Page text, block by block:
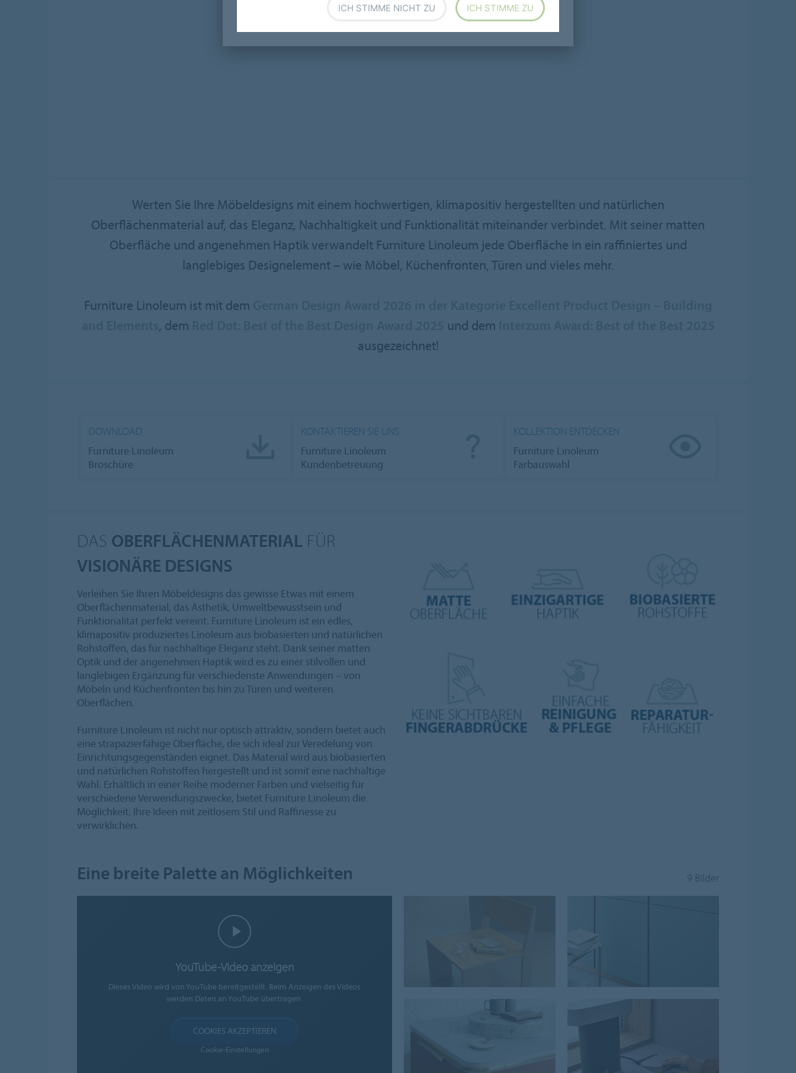
Werten Sie Ihre Möbeldesigns mit einem hochwertigen, klimapositiv hergestellten und natürlichen
Oberflächenmaterial auf, das Eleganz, Nachhaltigkeit und Funktionalität miteinander verbindet. Mit seiner matten
Oberfläche und angenehmen Haptik verwandelt Furniture Linoleum jede Oberfläche in ein raffiniertes und
langlebiges Designelement – wie Möbel, Küchenfronten, Türen und vieles mehr.
Furniture Linoleum ist mit dem
, dem und dem
ausgezeichnet!
DOWNLOAD
Furniture Linoleum
Broschüre
KONTAKTIEREN SIE UNS
Furniture Linoleum
Kundenbetreuung
KOLLEKTION ENTDECKEN
Furniture Linoleum
Farbauswahl
DAS OBERFLÄCHENMATERIAL FÜR
VISIONÄRE DESIGNS
Verleihen Sie Ihren Möbeldesigns das gewisse Etwas mit einem
Oberflächenmaterial, das Ästhetik, Umweltbewusstsein und
Funktionalität perfekt vereint. Furniture Linoleum ist ein edles,
klimapositiv produziertes Linoleum aus biobasierten und natürlichen
Rohstoffen, das für nachhaltige Eleganz steht. Dank seiner matten
Optik und der angenehmen Haptik wird es zu einer stilvollen und
langlebigen Ergänzung für verschiedenste Anwendungen – von
Möbeln und Küchenfronten bis hin zu Türen und weiteren
Oberflächen.
Furniture Linoleum ist nicht nur optisch attraktiv, sondern bietet auch
eine strapazierfähige Oberfläche, die sich ideal zur Veredelung von
Einrichtungsgegenständen eignet. Das Material wird aus biobasierten
und natürlichen Rohstoffen hergestellt und ist somit eine nachhaltige
Wahl. Erhältlich in einer Reihe moderner Farben und vielseitig für
verschiedene Verwendungszwecke, bietet Furniture Linoleum die
Möglichkeit, Ihre Ideen mit zeitlosem Stil und Raffinesse zu
verwirklichen.
Eine breite Palette an Möglichkeiten 9 Bilder
YouTube-Video anzeigen
Dieses Video wird von YouTube bereitgestellt. Beim Anzeigen des Videos
werden Daten an YouTube übertragen.
COOKIES AKZEPTIEREN
Cookie-Einstellungen
ICH STIMME NICHT ZU ICH STIMME ZU